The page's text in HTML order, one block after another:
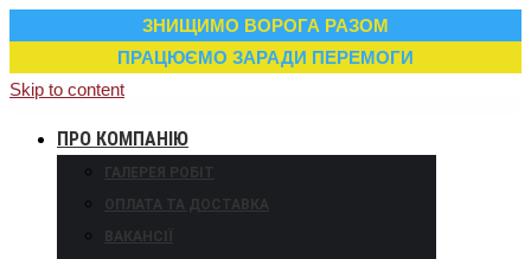
ЗНИЩИМО ВОРОГА РАЗОМ
ПРАЦЮЄМО ЗАРАДИ ПЕРЕМОГИ
Skip to content
ПРО КОМПАНІЮ
ГАЛЕРЕЯ РОБІТ
ОПЛАТА ТА ДОСТАВКА
ВАКАНСІЇ